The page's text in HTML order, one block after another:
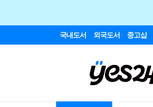
국내도서 외국도서 중고샵